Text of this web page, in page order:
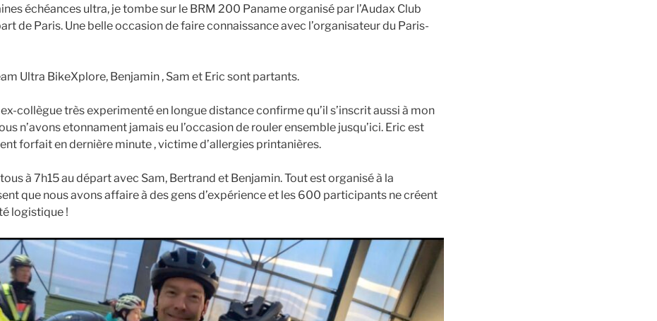
échéances ultra, je tombe sur le BRM 200 Paname organisé par l’Audax Club
de Paris. Une belle occasion de faire connaissance avec l’organisateur du Paris-
Ultra BikeXplore, Benjamin , Sam et Eric sont partants.
collègue très experimenté en longue distance confirme qu’il s’inscrit aussi à mon
n’avons etonnament jamais eu l’occasion de rouler ensemble jusqu’ici. Eric est
forfait en dernière minute , victime d’allergies printanières.
à 7h15 au départ avec Sam, Bertrand et Benjamin. Tout est organisé à la
que nous avons affaire à des gens d’expérience et les 600 participants ne créent
logistique !